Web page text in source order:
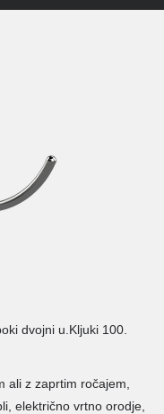
dvojni u.Kljuki 100.
ali z zaprtim ročajem,
električno vrtno orodje,